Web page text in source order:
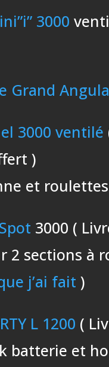
3000
Grand
3000 ventilé
)
et
3000 (
2 sections à
j’ai fait )
L 1200 (
batterie et